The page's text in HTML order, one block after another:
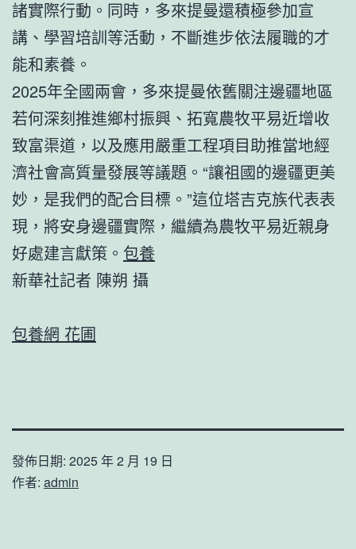
諸實際行動。同時，多來提曼還積極參加宣
講、學習培訓等活動，不斷進步依法履職的才
能和素養。
2025年全國兩會，多來提曼依舊關注邊疆地區
若何深刻推進鄉村振興、拓寬農牧平易近增收
致富渠道，以及應用嚴重工程項目助推當地經
濟社會高質量發展等議題。“讓祖國的邊疆更美
妙，是我們的配合目標。”這位塔吉克族代表表
現，將安身邊疆實際，繼續為農牧平易近親身
好處建言獻策。 包養
新華社記者 陳朔 攝
包養網 花圃
發佈日期: 2025 年 2 月 19 日
作者: admin